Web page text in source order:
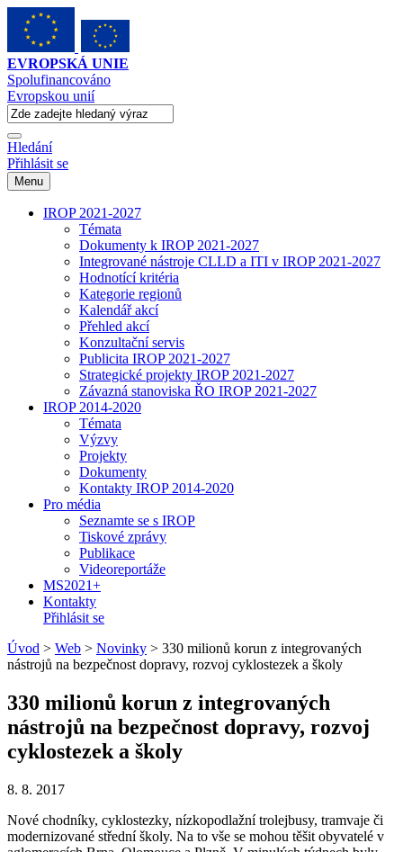
EVROPSKÁ UNIE
Spolufinancováno
Evropskou unií
Hledání
Přihlásit se
Menu
IROP 2021-2027
Témata
Dokumenty k IROP 2021-2027
Integrované nástroje CLLD a ITI v IROP 2021-2027
Hodnotící kritéria
Kategorie regionů
Kalendář akcí
Přehled akcí
Konzultační servis
Publicita IROP 2021-2027
Strategické projekty IROP 2021-2027
Závazná stanoviska ŘO IROP 2021-2027
IROP 2014-2020
Témata
Výzvy
Projekty
Dokumenty
Kontakty IROP 2014-2020
Pro média
Seznamte se s IROP
Tiskové zprávy
Publikace
Videoreportáže
MS2021+
Kontakty
Přihlásit se
Úvod > Web > Novinky > 330 milionů korun z integrovaných
nástrojů na bezpečnost dopravy, rozvoj cyklostezek a školy
330 milionů korun z integrovaných
nástrojů na bezpečnost dopravy, rozvoj
cyklostezek a školy
8. 8. 2017
Nové chodníky, cyklostezky, nízkopodlažní trolejbusy, tramvaje či
modernizované střední školy. Na to vše se mohou těšit obyvatelé v